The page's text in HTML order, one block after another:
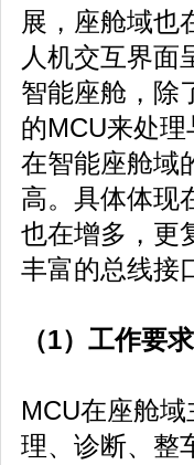
展，座舱域也
人机交互界面
智能座舱，除
的MCU来处
在智能座舱域
高。具体体现
也在增多，更
丰富的总线接
（1）工作要求
MCU在座舱
理、诊断、整